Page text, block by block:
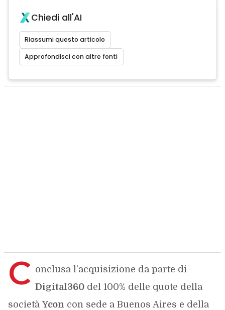
Chiedi all'AI
Riassumi questo articolo
Approfondisci con altre fonti
C onclusa l’acquisizione da parte di
Digital360del 100% delle quote della
società Ycon con sede a Buenos Aires e della